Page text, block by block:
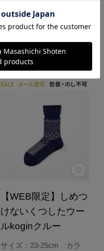
カートに入れる
【WEB限定】しめつ
けないくつしたウー
ルkoginクルー
サイズ：23-25cm カラ